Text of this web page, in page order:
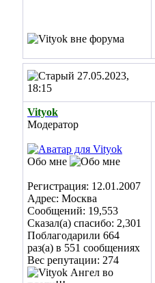
27.05.2023,
18:15
Vityok
Модератор
Обо мне
Регистрация: 12.01.2007
Адрес: Москва
Сообщений: 19,553
Сказал(а) спасибо: 2,301
Поблагодарили 664
раз(а) в 551 сообщениях
Вес репутации: 274